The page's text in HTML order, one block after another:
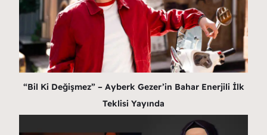
“Bil Ki Değişmez” – Ayberk Gezer’in Bahar Enerjili İlk
Teklisi Yayında